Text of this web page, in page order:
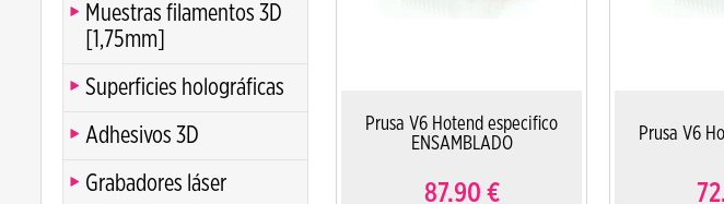
Muestras filamentos 3D
[1,75mm]
Superficies holográficas
Adhesivos 3D
Grabadores láser
Prusa V6 Hotend especifico
ENSAMBLADO
87.90 €
Prusa V6